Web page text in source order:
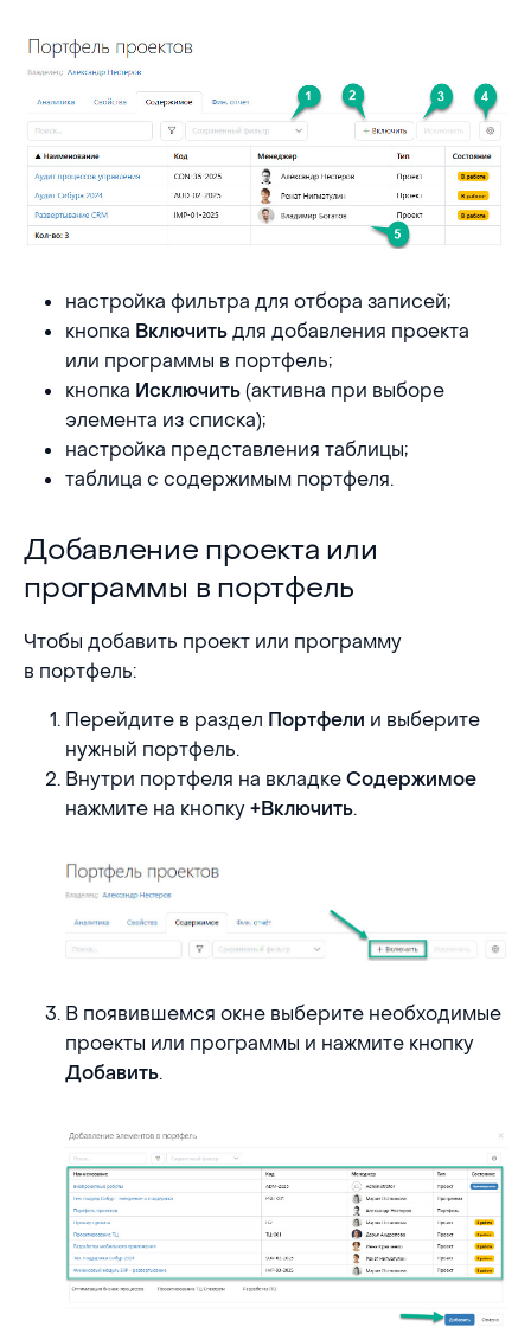
настройка фильтра для отбора записей;
кнопка Включить для добавления проекта
или программы в портфель;
кнопка Исключить (активна при выборе
элемента из списка);
настройка представления таблицы;
таблица с содержимым портфеля.
Добавление проекта или программы в
Добавление проекта или
программы в портфель
Чтобы добавить проект или программу
в портфель:
Перейдите в раздел Портфели и выберите
нужный портфель.
Внутри портфеля на вкладкеСодержимое
нажмите на кнопку+Включить.
В появившемся окне выберите необходимые
проекты или программы и нажмите кнопку
Добавить.